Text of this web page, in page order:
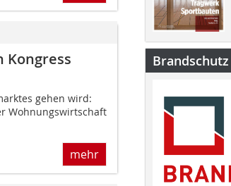
Kongress
gehen wird:
Wohnungswirtschaft
mehr
Brandschutz